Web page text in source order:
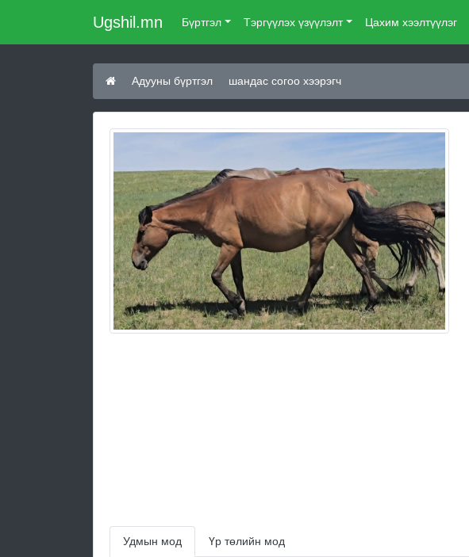
Ugshil.mn Бүртгэл Тэргүүлэх үзүүлэлт Цахим хээлтүүлэг
Адууны бүртгэл шандас согоо хээрэгч
Удмын мод Үр төлийн мод